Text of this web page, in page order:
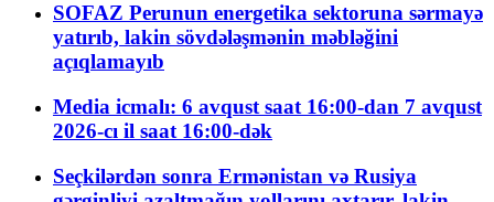
SOFAZ Perunun energetika sektoruna sərmayə
yatırıb, lakin sövdələşmənin məbləğini
açıqlamayıb
Media icmalı: 6 avqust saat 16:00-dan 7 avqust
2026-cı il saat 16:00-dək
Seçkilərdən sonra Ermənistan və Rusiya